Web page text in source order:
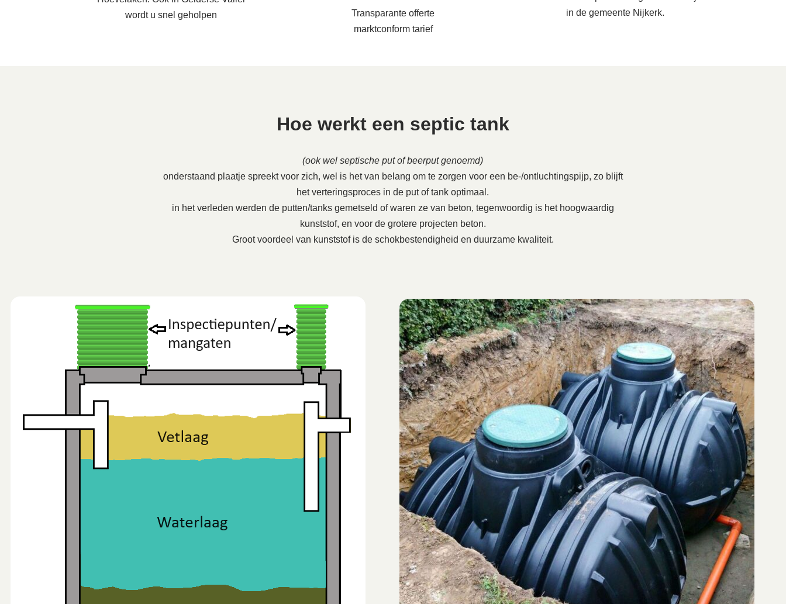
wordt u snel geholpen
Transparante offerte
marktconform tarief
in de gemeente Nijkerk.
Hoe werkt een septic tank
(ook wel septische put of beerput genoemd)
onderstaand plaatje spreekt voor zich, wel is het van belang om te zorgen voor een be-/ontluchtingspijp, zo blijft
het verteringsproces in de put of tank optimaal.
in het verleden werden de putten/tanks gemetseld of waren ze van beton, tegenwoordig is het hoogwaardig
kunststof, en voor de grotere projecten beton.
Groot voordeel van kunststof is de schokbestendigheid en duurzame kwaliteit.